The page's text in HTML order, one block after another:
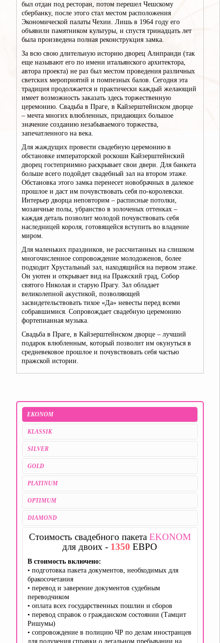
был отдан под ресторан, потом перешел Чешскому
сбербанку, после этого стал местом расположения
Экономической палаты Чехии. Лишь в 1964 году его
объявили памятником культуры, и спустя тринадцать лет
была произведена полная реконструкция замка.
За всю свою длительную историю дворец Алипранди (так
еще называют его по имени итальянского архитектора,
автора проекта) не раз был местом проведения различных
светских мероприятий и помпезных балов. Сегодня эта
традиция продолжается и практически каждый желающий
имеет возможность заказать здесь торжественную
церемонию. Свадьба в Праге, в Кайзерштейнском дворце
– мечта многих влюбленных, придающих большое
значение созданию незабываемого торжества,
запечатленного на века.
Для жаждущих провести свадебную церемонию в
обстановке императорской роскоши Кайзерштейнский
дворец гостеприимно раскрывает свои двери. Для банкета
больше всего подойдет свадебный зал на втором этаже.
Обстановка этого замка перенесет новобрачных в далекое
прошлое и даст им почувствовать себя по-королевски.
Интерьер дворца неповторим – расписные потолки,
мозаичные полы, убранство в золоченых оттенках –
каждая деталь позволит молодой почувствовать себя
наследницей короля, готовящейся вступить во владение
миром.
Для маленьких праздников, не рассчитанных на слишком
многочисленное сопровождение молодоженов, более
подходит Хрустальный зал, находящийся на первом этаже.
Он уютен и открывает вид на Пражский град, Собор
святого Николая и старую Прагу. Зал обладает
великолепной акустикой, позволяющей
засвидетельствовать тихое «Да» невесты перед всеми
собравшимися. Сопровождает свадебную церемонию
фортепианная музыка.
Свадьба в Праге, в Кайзерштейнском дворце – лучший
подарок влюбленным, который позволит им окунуться в
средневековое прошлое и почувствовать себя частью
пражской истории.
EKONOM
KLASSIK
SILVER
GOLD
PLATINUM
OPTIMUM
DIAMOND
Стоимость свадебного пакета EKONOM
для двоих - 1350 ЕВРО
В стоимость включено:
• подготовка пакета документов, необходимых для
бракосочетания
• перевод и заверение документов судебным
переводчиком
• оплата всех государственных пошлин и сборов
• перевод справок о гражданском состоянии (Тамцит
Ришумы)
• сопровождение в полицию ЧР по делам иностранцев
для получения справки о легальном пребывании на